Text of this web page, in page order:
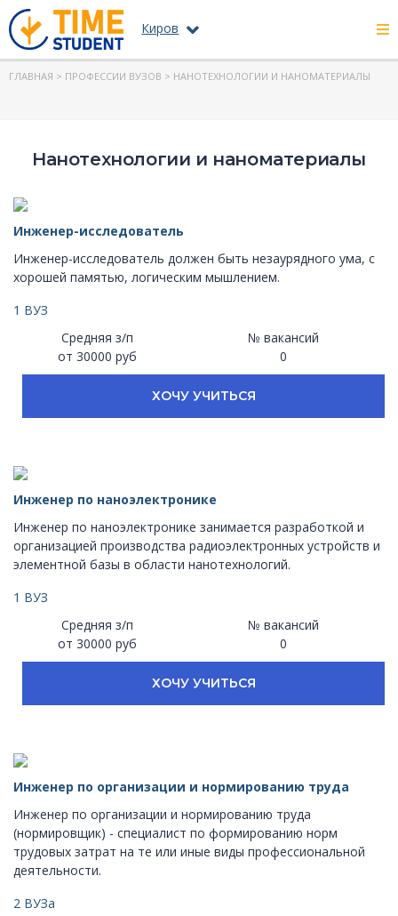
Киров
ГЛАВНАЯ > ПРОФЕССИИ ВУЗОВ > НАНОТЕХНОЛОГИИ И НАНОМАТЕРИАЛЫ
Нанотехнологии и наноматериалы
Инженер-исследователь
Инженер-исследователь должен быть незаурядного ума, с
хорошей памятью, логическим мышлением.
1 ВУЗ
Средняя з/п
от 30000 руб
№ вакансий
0
ХОЧУ УЧИТЬСЯ
Инженер по наноэлектронике
Инженер по наноэлектронике занимается разработкой и
организацией производства радиоэлектронных устройств и
элементной базы в области нанотехнологий.
1 ВУЗ
Средняя з/п
от 30000 руб
№ вакансий
0
ХОЧУ УЧИТЬСЯ
Инженер по организации и нормированию труда
Инженер по организации и нормированию труда
(нормировщик) - специалист по формированию норм
трудовых затрат на те или иные виды профессиональной
деятельности.
2 ВУЗа